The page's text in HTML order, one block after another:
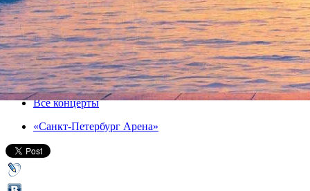
«Санкт-Петербург Арену»
протестируют рок-н-роллом
22 февраля 2017, среда,18.00
Версия для печати
Все концерты
«Санкт-Петербург Арена»